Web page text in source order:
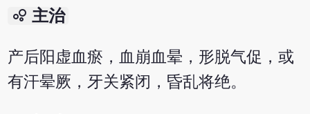
bubble_chart 主治
产后阳虚血瘀，血崩血晕，形脱气促，或
有汗晕厥，牙关紧闭，昏乱将绝。